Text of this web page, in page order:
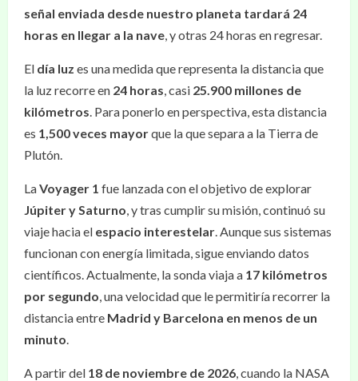
señal enviada desde nuestro planeta tardará 24
horas en llegar a la nave, y otras 24 horas en regresar.
El día luz es una medida que representa la distancia que
la luz recorre en 24 horas, casi 25.900 millones de
kilómetros. Para ponerlo en perspectiva, esta distancia
es 1,500 veces mayorque la que separa a la Tierra de
Plutón.
LaVoyager 1 fue lanzada con el objetivo de explorar
Júpiter y Saturno, y tras cumplir su misión, continuó su
viaje hacia el espacio interestelar. Aunque sus sistemas
funcionan con energía limitada, sigue enviando datos
científicos. Actualmente, la sonda viaja a 17 kilómetros
por segundo, una velocidad que le permitiría recorrer la
distancia entre Madrid y Barcelona en menos de un
minuto.
A partir del 18 de noviembre de 2026, cuando la NASA